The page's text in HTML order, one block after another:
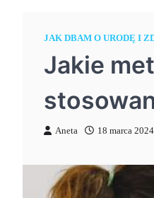
JAK DBAM O URODĘ I
Jakie
Aneta 18 marca 2024